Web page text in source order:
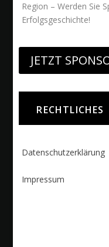
Region – Werden Sie
Erfolgsgeschichte!
JETZT
RECHTLICHES
Datenschutzerklärung
Impressum